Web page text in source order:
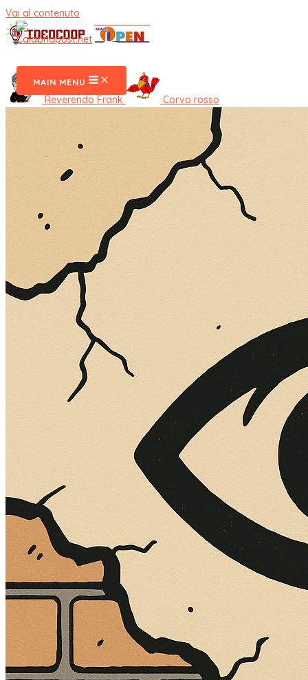
Vai al contenuto
MAIN MENU
Reverendo Frank Corvo rosso